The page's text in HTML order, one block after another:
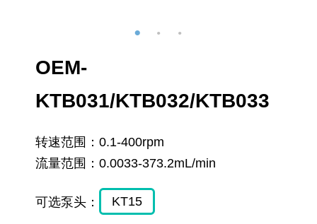
OEM-
KTB031/KTB032/KTB033
转速范围： 0.1-400rpm
流量范围： 0.0033-373.2mL/min
可选泵头： KT15